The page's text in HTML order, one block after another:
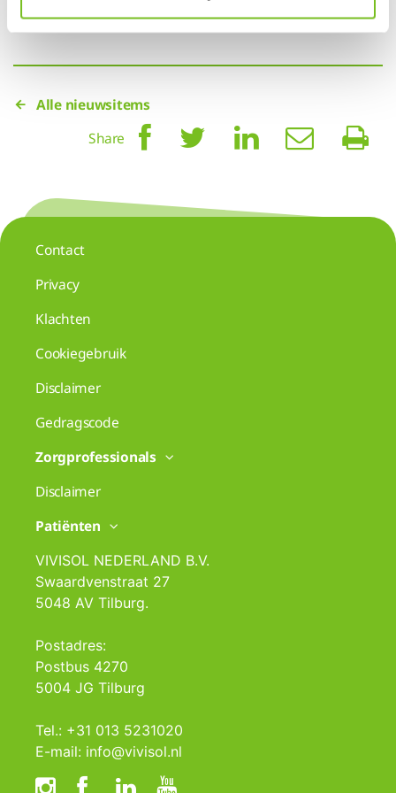
Alle nieuwsitems
Share
Contact
Privacy
Klachten
Cookiegebruik
Disclaimer
Gedragscode
Zorgprofessionals
Disclaimer
Patiënten
VIVISOL NEDERLAND B.V.
Swaardvenstraat 27
5048 AV Tilburg.
Postadres:
Postbus 4270
5004 JG Tilburg
Tel.: +31 013 5231020
E-mail: info@vivisol.nl